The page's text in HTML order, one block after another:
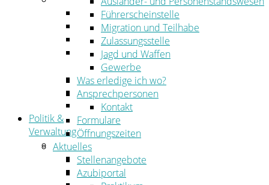
Stellenangebote
Azubiportal
Pressemitteilungen
Bekanntmachungen & öffentliche
Zustellungen
Kehrbezirksausschreibungen
Amtsblatt
Öffentliche Ausschreibungen
Politik &
Verwaltung
Politik
Kreistag
Kreistagsinformationssystem
Führerscheinstelle
Migration und Teilhabe
Zulassungsstelle
Jagd und Waffen
Gewerbe
Was erledige ich wo?
Ansprechpersonen
Kontakt
Formulare
Öffnungszeiten
Aktuelles
Stellenangebote
Azubiportal